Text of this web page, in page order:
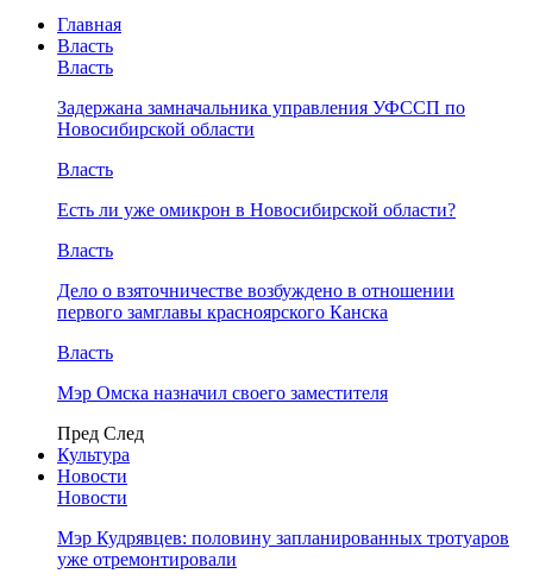
Главная
Власть
Власть
Задержана замначальника управления УФССП по
Новосибирской области
Власть
Есть ли уже омикрон в Новосибирской области?
Власть
Дело о взяточничестве возбуждено в отношении
первого замглавы красноярского Канска
Власть
Мэр Омска назначил своего заместителя
Пред След
Культура
Новости
Новости
Мэр Кудрявцев: половину запланированных тротуаров
уже отремонтировали